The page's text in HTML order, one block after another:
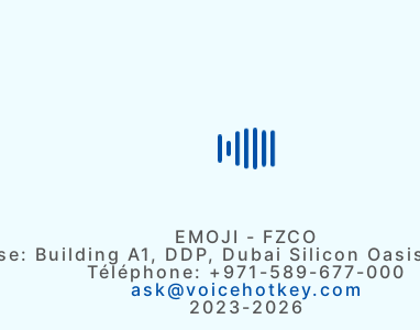
EMOJI - FZCO
Building A1, DDP, Dubai Silicon
Téléphone: +971-589-677-000
ask@voicehotkey.com
2023-2026